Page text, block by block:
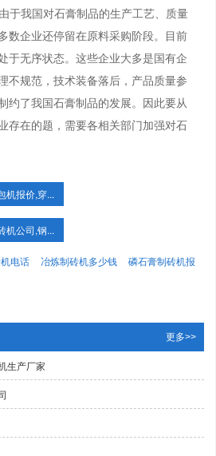
于我国对石膏制品的生产工艺、质量
数企业还停留在原料采购阶段。目前
于无序状态。这些企业大多是国有企
不规范，技术装备落后，产品质量参
约了我国石膏制品的发展。因此要从
存在的题，需要各相关部门加强对石
机报价,穿...
机公司,钢...
电话 冶炼制砖机多少钱
磷石膏制砖机报
更多>>
生产厂家